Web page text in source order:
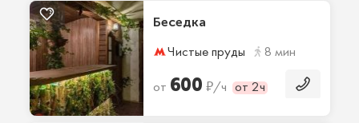
Беседка
Чистые пруды 8 мин
от 600 ₽/ч от 2ч